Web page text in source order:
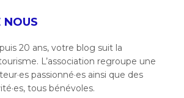
NOUS
20 ans, votre blog suit la
L’association regroupe une
passionné·es ainsi que des
tous bénévoles.